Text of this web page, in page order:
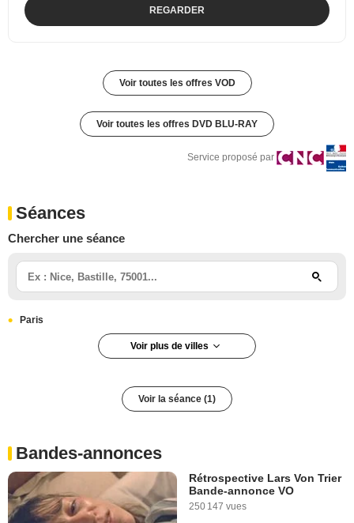
REGARDER
Voir toutes les offres VOD
Voir toutes les offres DVD BLU-RAY
Service proposé par
Séances
Chercher une séance
Paris
Voir plus de villes
Voir la séance (1)
Bandes-annonces
Rétrospective Lars Von Trier
Bande-annonce VO
250 147 vues